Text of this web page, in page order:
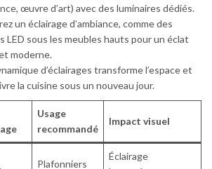
œuvre d’art) avec des luminaires dédiés.
un éclairage d’ambiance, comme des
LED sous les meubles hauts pour un éclat
moderne.
d’éclairages transforme l’espace et
la cuisine sous un nouveau jour.
Usage
recommandé
Impact visuel
Plafonniers
Éclairage